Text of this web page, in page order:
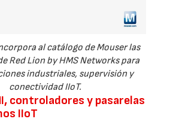
al catálogo de Mouser las
Red Lion by HMS Networks para
industriales, supervisión y
conectividad IIoT.
controladores y pasarelas
IIoT